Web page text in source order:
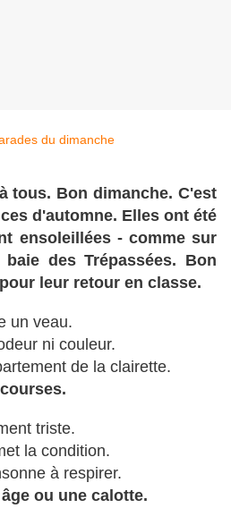
tous. Bon dimanche. C'est
d'automne. Elles ont été
ensoleillées - comme sur
des Trépassées. Bon
leur retour en classe.
un veau.
ni couleur.
de la clairette.
triste.
la condition.
à respirer.
ou une calotte.